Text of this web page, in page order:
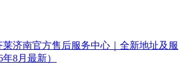
莱济南官方售后服务中心｜全新地址及服
8月最新）